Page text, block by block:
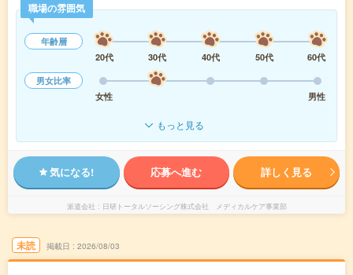
職場の雰囲気
年齢層
20代
30代 40代 50代
60代
男女比率
女性
男性
もっと見る
気になる! 応募へ進む 詳しく見る
派遣会社 日研トータルソーシング株式会社 メディカルケア事業部
未読 掲載日 2026/08/03